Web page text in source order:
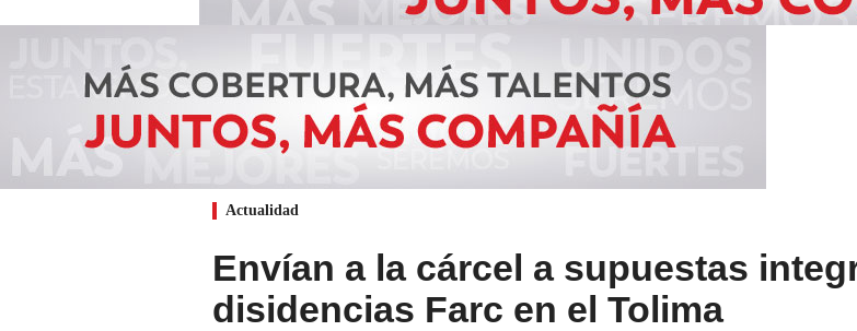
Actualidad
Envían a la cárcel a supuestas
disidencias Farc en el Tolima